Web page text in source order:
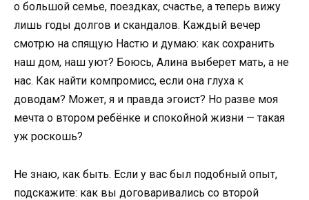
о большой семье, поездках, счастье, а теперь вижу
лишь годы долгов и скандалов. Каждый вечер
смотрю на спящую Настю и думаю: как сохранить
наш дом, наш уют? Боюсь, Алина выберет мать, а не
нас. Как найти компромисс, если она глуха к
доводам? Может, я и правда эгоист? Но разве моя
мечта о втором ребёнке и спокойной жизни — такая
уж роскошь?
Не знаю, как быть. Если у вас был подобный опыт,
подскажите: как вы договаривались со второй